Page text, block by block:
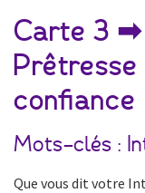
Carte 3 ➡
Prêtresse
confiance
Mots-clés :
Que vous dit votre